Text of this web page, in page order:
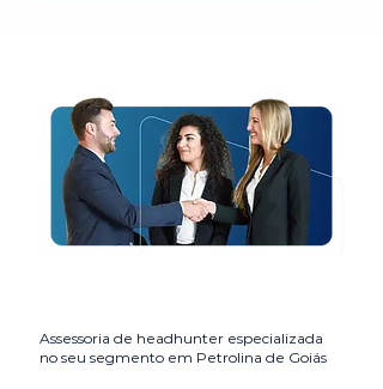
Assessoria de headhunter especializada
no seu segmento em Petrolina de Goiás